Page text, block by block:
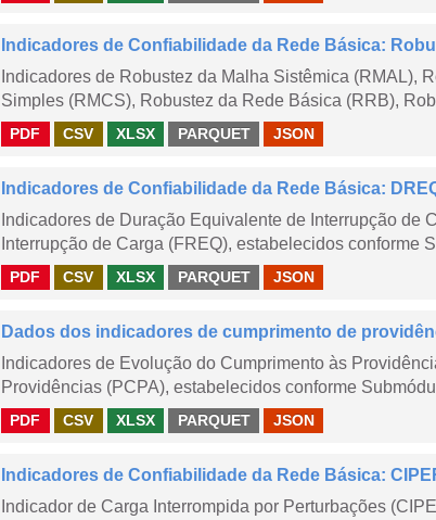
Indicadores de Confiabilidade da Rede Básica:
Indicadores de Robustez da Malha Sistêmica (RMAL),
Simples (RMCS), Robustez da Rede Básica (RRB),
PDF CSV XLSX PARQUET JSON
Indicadores de Confiabilidade da Rede Básica:
Indicadores de Duração Equivalente de Interrupção de
Interrupção de Carga (FREQ), estabelecidos conforme
PDF CSV XLSX PARQUET JSON
Dados dos indicadores de cumprimento de
Indicadores de Evolução do Cumprimento às
Providências (PCPA), estabelecidos conforme
PDF CSV XLSX PARQUET JSON
Indicadores de Confiabilidade da Rede Básica:
Indicador de Carga Interrompida por Perturbações